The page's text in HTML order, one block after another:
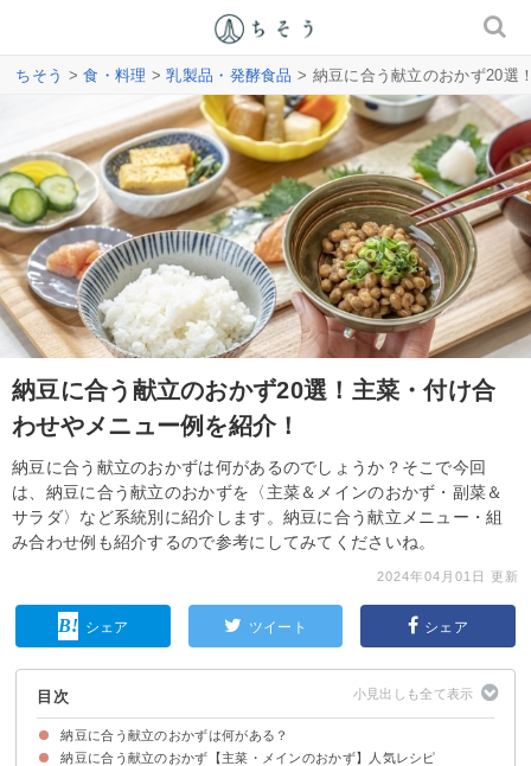
ちそう >食・料理 >乳製品・発酵食品 > 納豆に合う献立のおかず20選
納豆に合う献立のおかず20選！主菜・付け合
わせやメニュー例を紹介！
納豆に合う献立のおかずは何があるのでしょうか？そこで今回
は、納豆に合う献立のおかずを〈主菜＆メインのおかず・副菜＆
サラダ〉など系統別に紹介します。納豆に合う献立メニュー・組
み合わせ例も紹介するので参考にしてみてくださいね。
2024年04月01日 更新
シェア ツイート シェア
目次
納豆に合う献立のおかずは何がある？
納豆に合う献立のおかず【主菜・メインのおかず】人気レシピ